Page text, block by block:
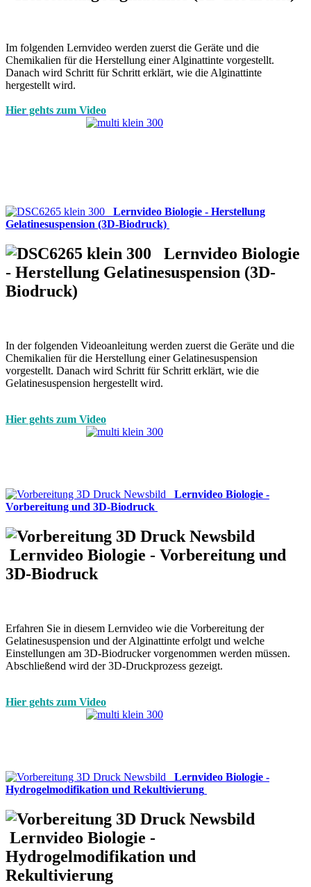
Im folgenden Lernvideo werden zuerst die Geräte und die
Chemikalien für die Herstellung einer Alginattinte vorgestellt.
Danach wird Schritt für Schritt erklärt, wie die Alginattinte
hergestellt wird.
Hier gehts zum Video
Lernvideo Biologie - Herstellung
Gelatinesuspension (3D-Biodruck)
Lernvideo Biologie
- Herstellung Gelatinesuspension (3D-
Biodruck)
In der folgenden Videoanleitung werden zuerst die Geräte und die
Chemikalien für die Herstellung einer Gelatinesuspension
vorgestellt. Danach wird Schritt für Schritt erklärt, wie die
Gelatinesuspension hergestellt wird.
Hier gehts zum Video
Lernvideo Biologie -
Vorbereitung und 3D-Biodruck
Lernvideo Biologie - Vorbereitung und
3D-Biodruck
Erfahren Sie in diesem Lernvideo wie die Vorbereitung der
Gelatinesuspension und der Alginattinte erfolgt und welche
Einstellungen am 3D-Biodrucker vorgenommen werden müssen.
Abschließend wird der 3D-Druckprozess gezeigt.
Hier gehts zum Video
Lernvideo Biologie -
Hydrogelmodifikation und Rekultivierung
Lernvideo Biologie -
Hydrogelmodifikation und
Rekultivierung